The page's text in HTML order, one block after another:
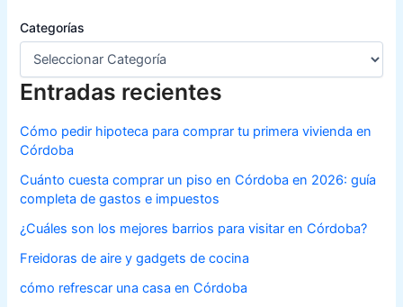
Categorías
Entradas recientes
Cómo pedir hipoteca para comprar tu primera vivienda en
Córdoba
Cuánto cuesta comprar un piso en Córdoba en 2026: guía
completa de gastos e impuestos
¿Cuáles son los mejores barrios para visitar en Córdoba?
Freidoras de aire y gadgets de cocina
cómo refrescar una casa en Córdoba